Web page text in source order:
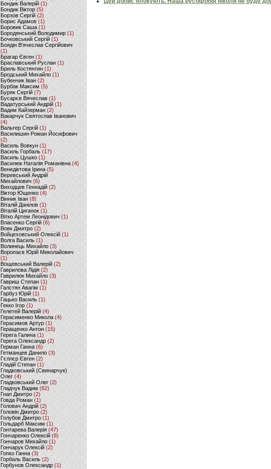
Бондик Валерій (1)
Бондик Віктор(5)
Борзов Сергiй (2)
Борис Адамов(1)
Боровик Саша (1)
Бородянський Володимир (1)
Бочковський Сергій (1)
Боядін В'ячеслав Сергійович
(1)
Брагар Євген (1)
Браславський Руслан (1)
Бриль Костянтин (1)
Бродський Михайло (1)
Бубенчик Іван(2)
Бурбак Максим (5)
Буряк Сергій (7)
Бусарєв Вячеслав (1)
Вадатурський Андрій (1)
Вадим Кайзерман (2)
Вакарчук Святослав Іванович
(4)
Вальтер Сергій (1)
Василишин Роман Йосифович
(2)
Василь Вовкун (1)
Василь Горбаль (17)
Василь Цушко (1)
Василюк Наталія Романівна (4)
Венедіктова Ірина(5)
Веревський Андрій
Михайлович (6)
Виходцев Геннадій (2)
Віктор Ющенко (4)
Вінник Іван (8)
Віталій Данілов (1)
Віталій Циганок (1)
Вітко Артем Леонідович(1)
Власенко Сергій (6)
Вовк Дмитро(2)
Войцеховський Олексій(1)
Волга Василь (1)
Волинець Михайло (3)
Воропаєв Юрій Миколайович
(1)
Вощевський Валерій(2)
Гаврилова Лідія (2)
Гаврилюк Михайло (3)
Гавриш Степан (1)
Галстян Авагім (1)
Гарбуз Юрій (1)
Гацько Василь (1)
Гекко Ігор(1)
Гелетей Валерій (4)
Герасименко Микола (4)
Герасимов Артур (1)
Геращенко Антон(15)
Герега Галина (1)
Герега Олександр (2)
Герман Ганна (6)
Гетманцев Данило (3)
Гєллєр Євген (2)
Гладій Степан(1)
Гладковський (Свинарчук)
Олег (4)
Гладковський Олег (2)
Гладчук Вадим (82)
Гнап Дмитро (2)
Говда Роман(1)
Головач Андрій (2)
Головін Дмитро (2)
Голубов Дмитро (1)
Гольдарб Максим(1)
Гонтарева Валерія (47)
Гончаренко Олексій(8)
Гончаров Михайло (1)
Гончарук Олексій (2)
Гопко Ганна (3)
Горбаль Василь (2)
Горбунов Олександр (1)